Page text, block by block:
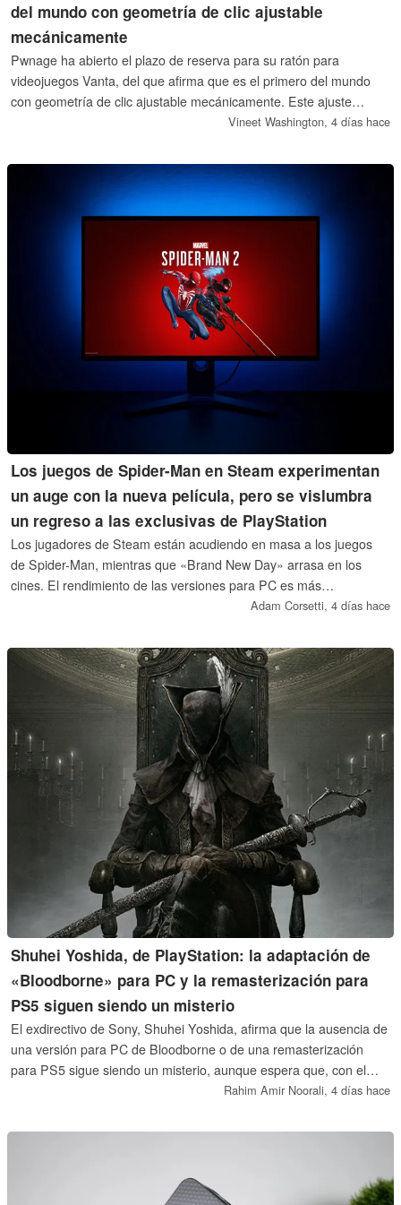
del mundo con geometría de clic ajustable
mecánicamente
Pwnage ha abierto el plazo de reserva para su ratón para
videojuegos Vanta, del que afirma que es el primero del mundo
con geometría de clic ajustable mecánicamente. Este ajuste
permite regular con precisión la fuerza de clic, la fuerza de
Vineet Washington, 4 días hace
Los juegos de Spider-Man en Steam experimentan
un auge con la nueva película, pero se vislumbra
un regreso a las exclusivas de PlayStation
Los jugadores de Steam están acudiendo en masa a los juegos
de Spider-Man, mientras que «Brand New Day» arrasa en los
cines. El rendimiento de las versiones para PC es más
impresionante que en la PlayStation Store. A pesar del auge en el
futuros títulos como exclusivos de las consolas PS5 y PS6.
Adam Corsetti, 4 días hace
Shuhei Yoshida, de PlayStation: la adaptación de
«Bloodborne» para PC y la remasterización para
PS5 siguen siendo un misterio
El exdirectivo de Sony, Shuhei Yoshida, afirma que la ausencia de
una versión para PC de Bloodborne o de una remasterización
para PS5 sigue siendo un misterio, aunque espera que, con el
tiempo, se lance alguna de ellas. Sugirió que la apretada agenda
aclamado título de 2015 a otro estudio podrían explicar el retraso.
Rahim Amir Noorali, 4 días hace